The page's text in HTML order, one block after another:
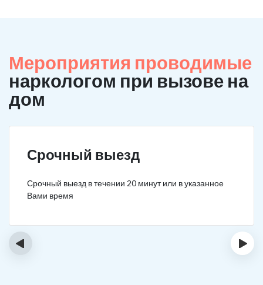
Мероприятия проводимые
наркологом при вызове на
дом
Срочный выезд
Срочный выезд в течении 20 минут или в указанное
Вами время
‹ ›